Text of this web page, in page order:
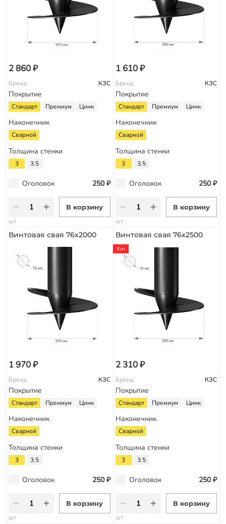
2 860 ₽
Бренд КЗС
Покрытие
Стандарт Премиум Цинк
Наконечник
Сварной
Толщина стенки
3 3.5
Оголовок 250 ₽
В корзину
шт
1 610 ₽
Бренд КЗС
Покрытие
Стандарт Премиум Цинк
Наконечник
Сварной
Толщина стенки
3 3.5
Оголовок 250 ₽
В корзину
шт
Винтовая свая 76х2000
1 970 ₽
Бренд КЗС
Покрытие
Стандарт Премиум Цинк
Наконечник
Сварной
Толщина стенки
3 3.5
Оголовок 250 ₽
В корзину
шт
Винтовая свая 76х2500
Хит
2 310 ₽
Бренд КЗС
Покрытие
Стандарт Премиум Цинк
Наконечник
Сварной
Толщина стенки
3 3.5
Оголовок 250 ₽
В корзину
шт